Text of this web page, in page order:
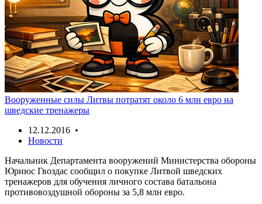
Вооруженные силы Литвы потратят около 6 млн евро на
шведские тренажеры
12.12.2016 •
Новости
Начальник Департамента вооружений Министерства обороны
Юриюс Гвоздас сообщил о покупке Литвой шведских
тренажеров для обучения личного состава батальона
противовоздушной обороны за 5,8 млн евро.